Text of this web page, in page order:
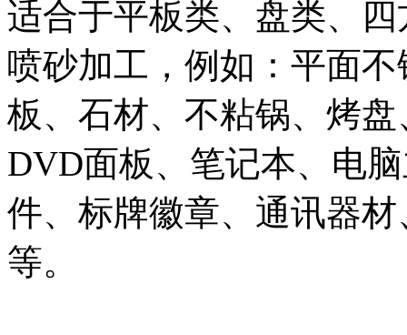
适合于平板类、盘类、
喷砂加工，例如：平面
板、石材、不粘锅、烤
DVD面板、笔记本、电
件、标牌徽章、通讯器
等。